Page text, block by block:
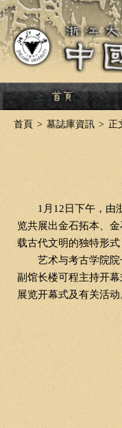
首頁 > 墓誌庫資訊 > 正
1 月 12 日下午，由
览共展出金石拓本、
载古代文明的独特形
艺术与考古学院
副馆长楼可程主持开
展览开幕式及有关活动